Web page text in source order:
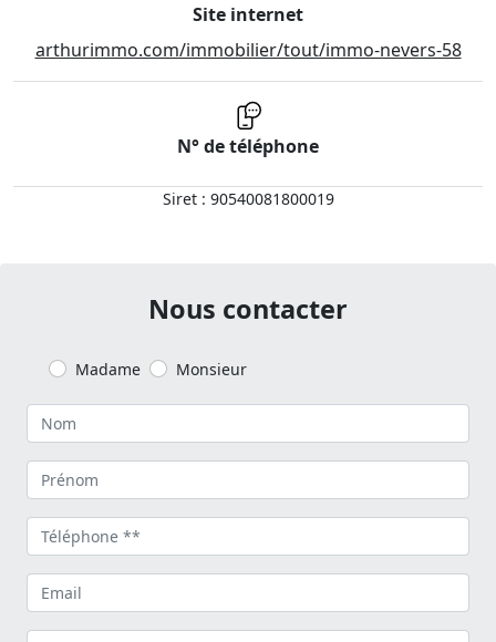
Site internet
arthurimmo.com/immobilier/tout/immo-nevers-58
N° de téléphone
Siret : 90540081800019
Nous contacter
Madame Monsieur